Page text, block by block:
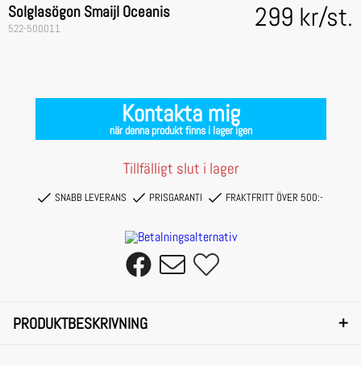
Solglasögon Smaijl Oceanis
522-500011 299 kr/st.
Kontakta mig
när denna produkt finns i lager igen
Tillfälligt slut i lager
SNABB LEVERANS PRISGARANTI FRAKTFRITT ÖVER 500:-
PRODUKTBESKRIVNING +